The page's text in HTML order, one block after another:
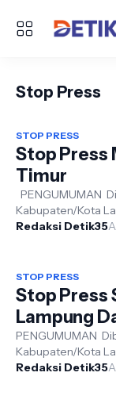
Stop Press
STOP PRESS
Stop Press
Timur
PENGUMUMAN
Kabupaten/Kota
TNI dan Polri Dari
Redaksi Detik35
STOP PRESS
Stop Press
Lampung
PENGUMUMAN
Kabupaten/Kota
TNI dan Polri Dari
Redaksi Detik35